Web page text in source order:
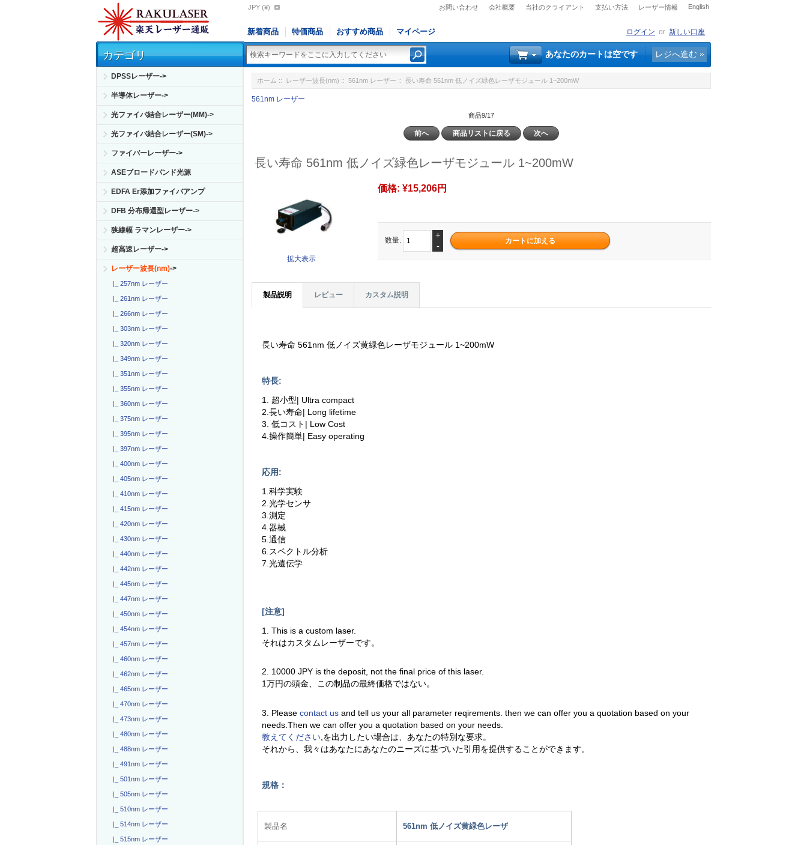
お問い合わせ 会社概要 当社のクライアント 支払い方法 レーザー情報 English
JPY (¥)
新着商品 特価商品 おすすめ商品 マイページ ログイン or 新しい口座
あなたのカートは空です レジへ進む
カテゴリ
DPSSレーザー->
半導体レーザー->
光ファイバ結合レーザー(MM)->
光ファイバ結合レーザー(SM)->
ファイバーレーザー->
ASEブロードバンド光源
EDFA Er添加ファイバアンプ
DFB 分布帰還型レーザー->
狭線幅 ラマンレーザー->
超高速レーザー->
レーザー波長(nm)->
|_ 257nm レーザー
|_ 261nm レーザー
|_ 266nm レーザー
|_ 303nm レーザー
|_ 320nm レーザー
|_ 349nm レーザー
|_ 351nm レーザー
|_ 355nm レーザー
|_ 360nm レーザー
|_ 375nm レーザー
|_ 395nm レーザー
|_ 397nm レーザー
|_ 400nm レーザー
|_ 405nm レーザー
|_ 410nm レーザー
|_ 415nm レーザー
|_ 420nm レーザー
|_ 430nm レーザー
|_ 440nm レーザー
|_ 442nm レーザー
|_ 445nm レーザー
|_ 447nm レーザー
|_ 450nm レーザー
|_ 454nm レーザー
|_ 457nm レーザー
|_ 460nm レーザー
|_ 462nm レーザー
|_ 465nm レーザー
|_ 470nm レーザー
|_ 473nm レーザー
|_ 480nm レーザー
|_ 488nm レーザー
|_ 491nm レーザー
|_ 501nm レーザー
|_ 505nm レーザー
|_ 510nm レーザー
|_ 514nm レーザー
|_ 515nm レーザー
ホーム :: レーザー波長(nm) ::561nm レーザー :: 長い寿命 561nm 低ノイズ緑色レーザモジュール 1~200mW
561nm レーザー
商品9/17
前へ 商品リストに戻る 次へ
長い寿命 561nm 低ノイズ緑色レーザモジュール 1~200mW
拡大表示
価格:¥15,206円
数量.
+
-
製品説明 レビュー カスタム説明
長い寿命 561nm 低ノイズ黄緑色レーザモジュール 1~200mW
特長:
1. 超小型| Ultra compact
2.長い寿命| Long lifetime
3. 低コスト| Low Cost
4.操作簡単| Easy operating
応用:
1.科学実験
2.光学センサ
3.測定
4.器械
5.通信
6.スペクトル分析
7.光遺伝学
[注意]
1. This is a custom laser.
それはカスタムレーザーです。
2. 10000 JPY is the deposit, not the final price of this laser.
1万円の頭金、この制品の最終価格ではない。
3. Pleasecontact usand tell us your all parameter reqirements. then we can offer you a quotation based on your
needs.Then we can offer you a quotation based on your needs.
教えてください ,を出力したい場合は、あなたの特別な要求。
それから、我々はあなたにあなたのニーズに基づいた引用を提供することができます。
規格：
製品名 561nm 低ノイズ黄緑色レーザ